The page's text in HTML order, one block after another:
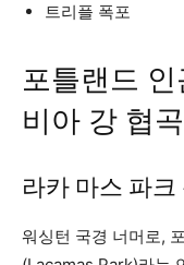
트리플 폭포
포틀랜드
비아 강 협
라카 마스 파크
워싱턴 국경 너머로,